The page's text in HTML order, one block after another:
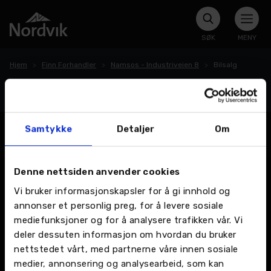
Samtykke Detaljer Om
Denne nettsiden anvender cookies
Vi bruker informasjonskapsler for å gi innhold og
annonser et personlig preg, for å levere sosiale
mediefunksjoner og for å analysere trafikken vår. Vi
deler dessuten informasjon om hvordan du bruker
nettstedet vårt, med partnerne våre innen sosiale
medier, annonsering og analysearbeid, som kan
SØK MENY
Hjem Finn Forhandler Namsos - Industriveien 8 Bilsalg